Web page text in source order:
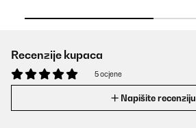
Recenzije kupaca
5 ocjene
Napišite recenziju